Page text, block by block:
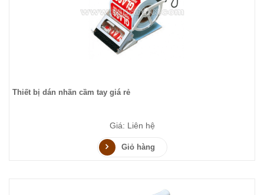
Thiết bị dán nhãn cầm tay giá rẻ
Giá: Liên hệ
Giỏ hàng